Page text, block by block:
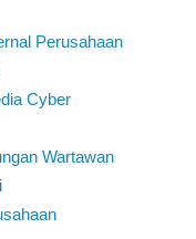
Perusahaan
Cyber
Wartawan